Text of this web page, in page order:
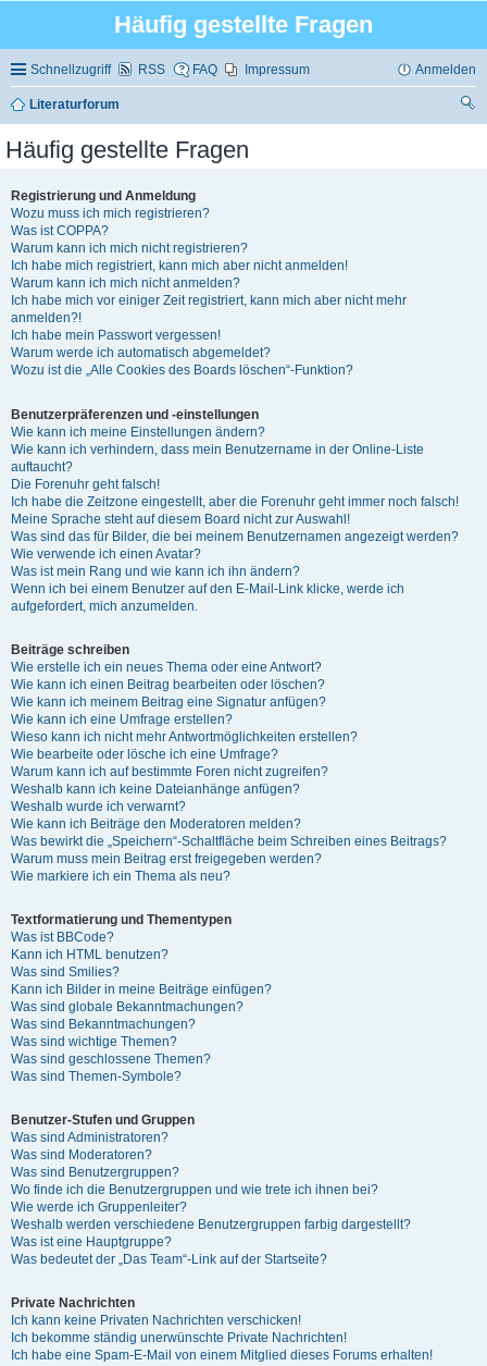
Häufig gestellte Fragen
Schnellzugriff RSS FAQ Impressum Anmelden
Literaturforum
Häufig gestellte Fragen
Registrierung und Anmeldung
Wozu muss ich mich registrieren?
Was ist COPPA?
Warum kann ich mich nicht registrieren?
Ich habe mich registriert, kann mich aber nicht anmelden!
Warum kann ich mich nicht anmelden?
Ich habe mich vor einiger Zeit registriert, kann mich aber nicht mehr
anmelden?!
Ich habe mein Passwort vergessen!
Warum werde ich automatisch abgemeldet?
Wozu ist die „Alle Cookies des Boards löschen“-Funktion?
Benutzerpräferenzen und -einstellungen
Wie kann ich meine Einstellungen ändern?
Wie kann ich verhindern, dass mein Benutzername in der Online-Liste
auftaucht?
Die Forenuhr geht falsch!
Ich habe die Zeitzone eingestellt, aber die Forenuhr geht immer noch falsch!
Meine Sprache steht auf diesem Board nicht zur Auswahl!
Was sind das für Bilder, die bei meinem Benutzernamen angezeigt werden?
Wie verwende ich einen Avatar?
Was ist mein Rang und wie kann ich ihn ändern?
Wenn ich bei einem Benutzer auf den E-Mail-Link klicke, werde ich
aufgefordert, mich anzumelden.
Beiträge schreiben
Wie erstelle ich ein neues Thema oder eine Antwort?
Wie kann ich einen Beitrag bearbeiten oder löschen?
Wie kann ich meinem Beitrag eine Signatur anfügen?
Wie kann ich eine Umfrage erstellen?
Wieso kann ich nicht mehr Antwortmöglichkeiten erstellen?
Wie bearbeite oder lösche ich eine Umfrage?
Warum kann ich auf bestimmte Foren nicht zugreifen?
Weshalb kann ich keine Dateianhänge anfügen?
Weshalb wurde ich verwarnt?
Wie kann ich Beiträge den Moderatoren melden?
Was bewirkt die „Speichern“-Schaltfläche beim Schreiben eines Beitrags?
Warum muss mein Beitrag erst freigegeben werden?
Wie markiere ich ein Thema als neu?
Textformatierung und Thementypen
Was ist BBCode?
Kann ich HTML benutzen?
Was sind Smilies?
Kann ich Bilder in meine Beiträge einfügen?
Was sind globale Bekanntmachungen?
Was sind Bekanntmachungen?
Was sind wichtige Themen?
Was sind geschlossene Themen?
Was sind Themen-Symbole?
Benutzer-Stufen und Gruppen
Was sind Administratoren?
Was sind Moderatoren?
Was sind Benutzergruppen?
Wo finde ich die Benutzergruppen und wie trete ich ihnen bei?
Wie werde ich Gruppenleiter?
Weshalb werden verschiedene Benutzergruppen farbig dargestellt?
Was ist eine Hauptgruppe?
Was bedeutet der „Das Team“-Link auf der Startseite?
Private Nachrichten
Ich kann keine Privaten Nachrichten verschicken!
Ich bekomme ständig unerwünschte Private Nachrichten!
Ich habe eine Spam-E-Mail von einem Mitglied dieses Forums erhalten!